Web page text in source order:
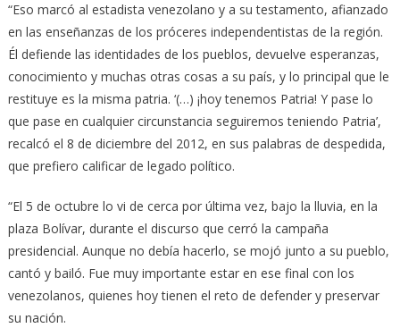
“Eso marcó al estadista venezolano y a su testamento, afianzado
en las enseñanzas de los próceres independentistas de la región.
Él defiende las identidades de los pueblos, devuelve esperanzas,
conocimiento y muchas otras cosas a su país, y lo principal que le
restituye es la misma patria. ‘(…) ¡hoy tenemos Patria! Y pase lo
que pase en cualquier circunstancia seguiremos teniendo Patria’,
recalcó el 8 de diciembre del 2012, en sus palabras de despedida,
que prefiero calificar de legado político.
“El 5 de octubre lo vi de cerca por última vez, bajo la lluvia, en la
plaza Bolívar, durante el discurso que cerró la campaña
presidencial. Aunque no debía hacerlo, se mojó junto a su pueblo,
cantó y bailó. Fue muy importante estar en ese final con los
venezolanos, quienes hoy tienen el reto de defender y preservar
su nación.